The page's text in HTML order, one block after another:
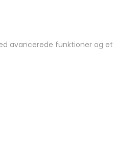
avancerede funktioner og